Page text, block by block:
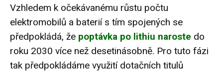
Vzhledem k očekávanému růstu počtu
elektromobilů a baterií s tím spojených se
předpokládá, že poptávka po lithiu naroste do
roku 2030 více než desetinásobně. Pro tuto fázi
tak předpokládáme využití dotačních titulů